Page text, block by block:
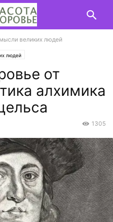
великих людей
людей
от
алхимика
1305